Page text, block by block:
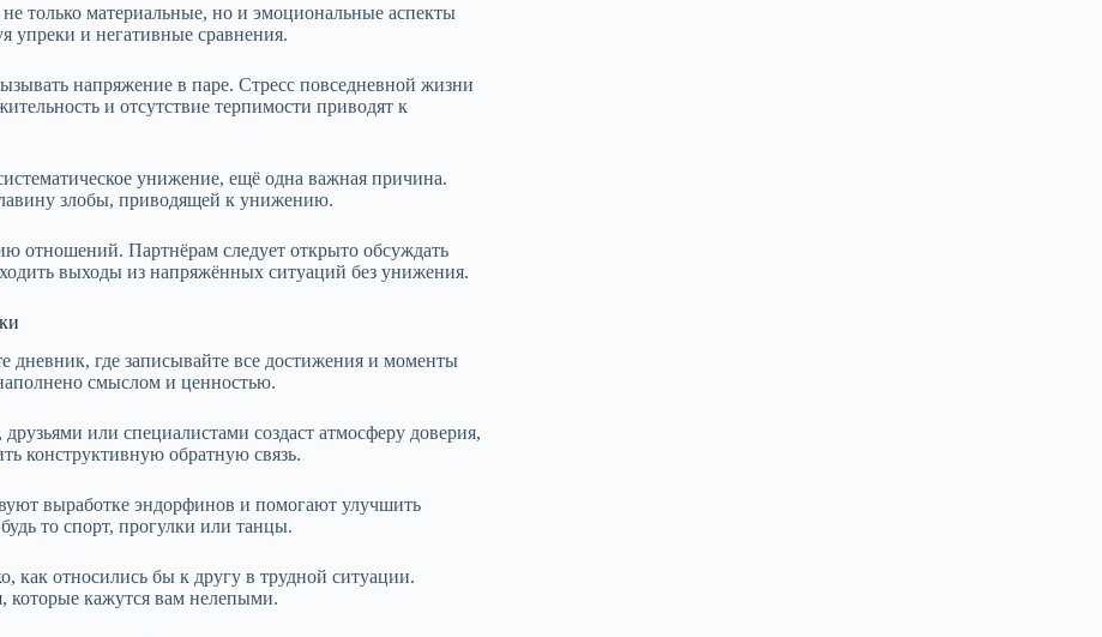
только материальные, но и эмоциональные аспекты
упреки и негативные сравнения.
напряжение в паре. Стресс повседневной жизни
и отсутствие терпимости приводят к
унижение, ещё одна важная причина.
злобы, приводящей к унижению.
отношений. Партнёрам следует открыто обсуждать
выходы из напряжённых ситуаций без унижения.
дневник, где записывайте все достижения и моменты
смыслом и ценностью.
или специалистами создаст атмосферу доверия,
конструктивную обратную связь.
выработке эндорфинов и помогают улучшить
то спорт, прогулки или танцы.
как относились бы к другу в трудной ситуации.
которые кажутся вам нелепыми.